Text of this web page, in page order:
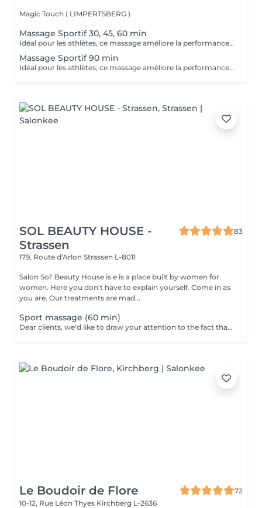
Magic Touch ( LIMPERTSBERG )
Massage Sportif 30, 45, 60 min
Idéal pour les athlètes, ce massage améliore la performance, accélère la récupération et réduit les douleurs musculaires après l'effort.
Massage Sportif 90 min
Idéal pour les athlètes, ce massage améliore la performance, accélère la récupération et réduit les douleurs musculaires après l'effort.
SOL BEAUTY HOUSE -
Strassen
83
179, Route d'Arlon Strassen L-8011
Salon Sol' Beauty House is e is a place built by women for
women. Here you don't have to explain yourself. Come in as
you are. Our treatments are mad...
Sport massage (60 min)
Dear clients, we'd like to draw your attention to the fact that the actual massage time is indicated in parentheses next to the name of the massage. The duration list on the website includes time for room and client preparation. We strive to provide you with the highest quality and comfort. Thank you for your understanding.
Le Boudoir de Flore
72
10-12, Rue Léon Thyes Kirchberg L-2636